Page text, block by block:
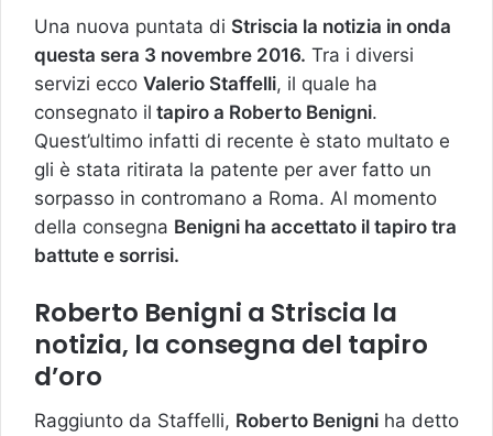
Una nuova puntata di Striscia la notizia in onda
questa sera 3 novembre 2016. Tra i diversi
servizi ecco Valerio Staffelli, il quale ha
consegnato il tapiro a Roberto Benigni.
Quest’ultimo infatti di recente è stato multato e
gli è stata ritirata la patente per aver fatto un
sorpasso in contromano a Roma. Al momento
della consegna Benigni ha accettato il tapiro tra
battute e sorrisi.
Roberto Benigni a Striscia la
notizia, la consegna del tapiro
d’oro
Raggiunto da Staffelli, Roberto Benigni ha detto